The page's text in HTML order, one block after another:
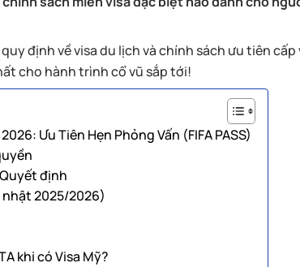
định về visa du lịch và chính sách ưu tiên cấp
cho hành trình cổ vũ sắp tới!
Ưu Tiên Hẹn Phỏng Vấn (FIFA PASS)
định
nhật 2025/2026)
khi có Visa Mỹ?